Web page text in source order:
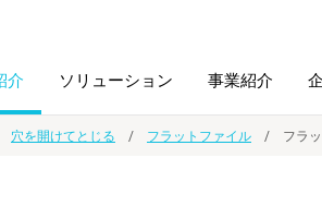
介 ソリューション 事業紹介
穴を開けてとじる フラットファイル フラ